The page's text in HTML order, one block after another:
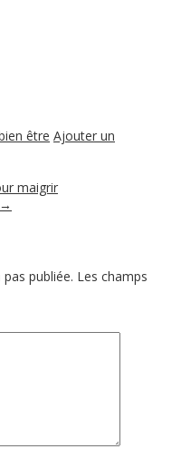
être Ajouter un
maigrir
→
publiée. Les champs